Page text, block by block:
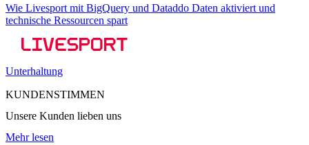
Wie Livesport mit BigQuery und Dataddo Daten aktiviert und
technische Ressourcen spart
Unterhaltung
KUNDENSTIMMEN
Unsere Kunden lieben uns
Mehr lesen